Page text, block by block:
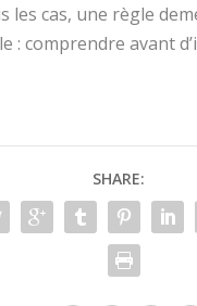
les cas, une règle
: comprendre avant
SHARE: